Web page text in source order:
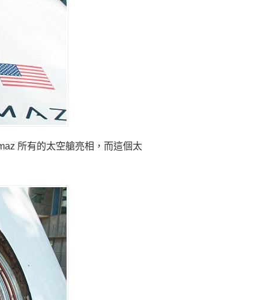
所有的太空艙亮相，而這個太